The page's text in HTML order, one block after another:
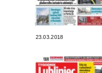
23.03.2018